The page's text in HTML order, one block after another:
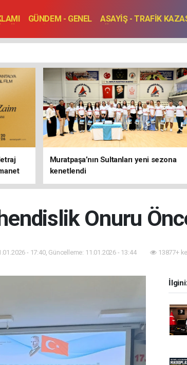
GÜNDEM - GENEL
ASAYİŞ - TRAFİK
Muratpaşa’nın Sultanları yeni sezona
kenetlendi
Onuru
- 17:40, Güncelleme: 11.01.2026 - 13:44 13877+